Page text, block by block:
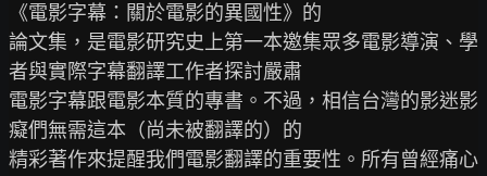
《電影字幕：關於電影的異國性》的
論文集，是電影研究史上第一本邀集眾多電影導演、學
者與實際字幕翻譯工作者探討嚴肅
電影字幕跟電影本質的專書。不過，相信台灣的影迷影
癡們無需這本（尚未被翻譯的）的
精彩著作來提醒我們電影翻譯的重要性。所有曾經痛心